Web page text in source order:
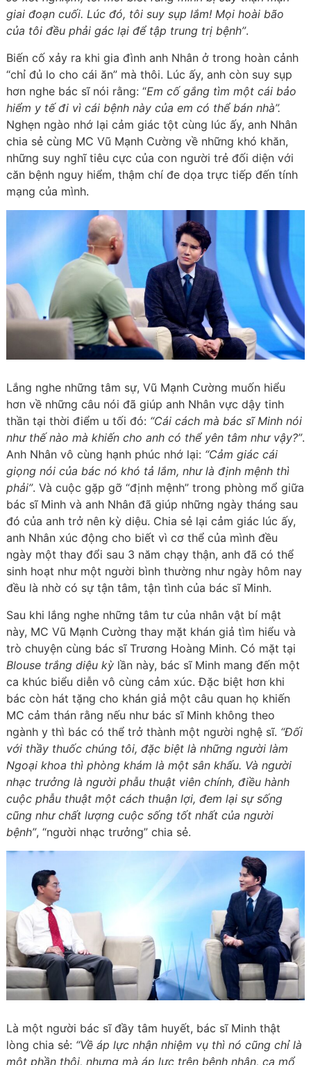
giai đoạn cuối. Lúc đó, tôi suy sụp lắm! Mọi hoài bão
của tôi đều phải gác lại để tập trung trị bệnh”.
Biến cố xảy ra khi gia đình anh Nhân ở trong hoàn cảnh
“chỉ đủ lo cho cái ăn” mà thôi. Lúc ấy, anh còn suy sụp
hơn nghe bác sĩ nói rằng: “Em cố gắng tìm một cái bảo
hiểm y tế đi vì cái bệnh này của em có thể bán nhà”.
Nghẹn ngào nhớ lại cảm giác tột cùng lúc ấy, anh Nhân
chia sẻ cùng MC Vũ Mạnh Cường về những khó khăn,
những suy nghĩ tiêu cực của con người trẻ đối diện với
căn bệnh nguy hiểm, thậm chí đe dọa trực tiếp đến tính
mạng của mình.
Lắng nghe những tâm sự, Vũ Mạnh Cường muốn hiểu
hơn về những câu nói đã giúp anh Nhân vực dậy tinh
thần tại thời điểm u tối đó: “Cái cách mà bác sĩ Minh nói
như thế nào mà khiến cho anh có thể yên tâm như vậy?”.
Anh Nhân vô cùng hạnh phúc nhớ lại: “Cảm giác cái
giọng nói của bác nó khó tả lắm, như là định mệnh thì
phải”. Và cuộc gặp gỡ “định mệnh” trong phòng mổ giữa
bác sĩ Minh và anh Nhân đã giúp những ngày tháng sau
đó của anh trở nên kỳ diệu. Chia sẻ lại cảm giác lúc ấy,
anh Nhân xúc động cho biết vì cơ thể của mình đều
ngày một thay đổi sau 3 năm chạy thận, anh đã có thể
sinh hoạt như một người bình thường như ngày hôm nay
đều là nhờ có sự tận tâm, tận tình của bác sĩ Minh.
Sau khi lắng nghe những tâm tư của nhân vật bí mật
này, MC Vũ Mạnh Cường thay mặt khán giả tìm hiểu và
trò chuyện cùng bác sĩ Trương Hoàng Minh. Có mặt tại
Blouse trắng diệu kỳlần này, bác sĩ Minh mang đến một
ca khúc biểu diễn vô cùng cảm xúc. Đặc biệt hơn khi
bác còn hát tặng cho khán giả một câu quan họ khiến
MC cảm thán rằng nếu như bác sĩ Minh không theo
ngành y thì bác có thể trở thành một người nghệ sĩ. “Đối
với thầy thuốc chúng tôi, đặc biệt là những người làm
Ngoại khoa thì phòng khám là một sân khấu. Và người
nhạc trưởng là người phẫu thuật viên chính, điều hành
cuộc phẫu thuật một cách thuận lợi, đem lại sự sống
cũng như chất lượng cuộc sống tốt nhất của người
bệnh”, “người nhạc trưởng” chia sẻ.
Là một người bác sĩ đầy tâm huyết, bác sĩ Minh thật
lòng chia sẻ: “Về áp lực nhận nhiệm vụ thì nó cũng chỉ là
một phần thôi, nhưng mà áp lực trên bệnh nhân, ca mổ